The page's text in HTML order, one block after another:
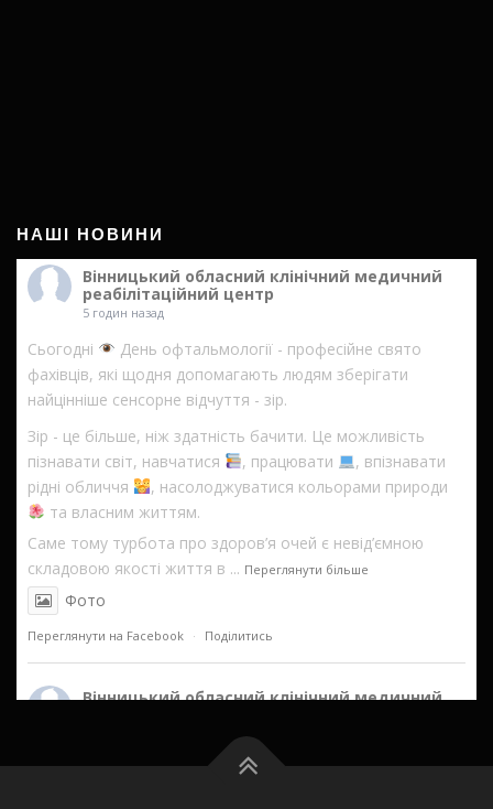
НАШІ НОВИНИ
Вінницький обласний клінічний медичний
реабілітаційний центр
5 годин назад
Сьогодні
День офтальмології - професійне свято
фахівців, які щодня допомагають людям зберігати
найцінніше сенсорне відчуття - зір.
Зір - це більше, ніж здатність бачити. Це можливість
пізнавати світ, навчатися
, працювати
, впізнавати
рідні обличчя
, насолоджуватися кольорами природи
та власним життям.
Саме тому турбота про здоров’я очей є невід’ємною
складовою якості життя в ... Переглянути більше
Фото
Переглянути на Facebook · Поділитись
Вінницький обласний клінічний медичний